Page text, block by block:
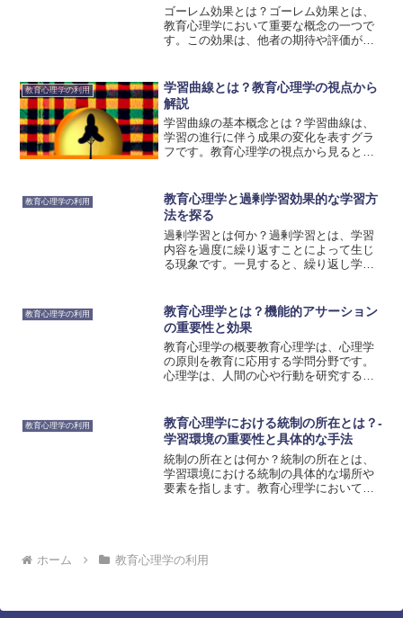
ゴーレム効果とは？ゴーレム効果とは、
教育心理学において重要な概念の一つで
す。この効果は、他者の期待や評価が学
する低い期待や評価が学習者の自己評価
や自己効力感を低下させる...
教育心理学の利用
学習曲線とは？教育心理学の視点から
解説
学習曲線の基本概念とは？学習曲線は、
学習の進行に伴う成果の変化を表すグラ
フです。教育心理学の視点から見ると、
線の基本概念として、初期の急速な成果
の向上が次第に緩やかにな...
教育心理学の利用
教育心理学と過剰学習効果的な学習方
法を探る
過剰学習とは何か？過剰学習とは、学習
内容を過度に繰り返すことによって生じ
る現象です。一見すると、繰り返し学習
は繋がらない可能性があります。過剰学
習は、一時的な効果をもた...
教育心理学の利用
教育心理学とは？機能的アサーション
の重要性と効果
教育心理学の概要教育心理学は、心理学
の原則を教育に応用する学問分野です。
心理学は、人間の心や行動を研究する学
のプロセスを理解し、教育の効果を最大
化するための戦略を開発す...
教育心理学の利用
教育心理学における統制の所在とは？-
学習環境の重要性と具体的な手法
統制の所在とは何か？統制の所在とは、
学習環境における統制の具体的な場所や
要素を指します。教育心理学において
ホーム
教育心理学の利用